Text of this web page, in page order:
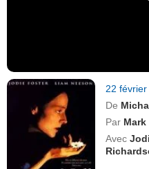
22
De
Par
Avec